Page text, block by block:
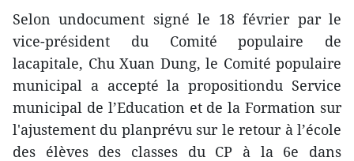
Selon undocument signé le 18 février par le
vice-président du Comité populaire de
lacapitale, Chu Xuan Dung, le Comité populaire
municipal a accepté la propositiondu Service
municipal de l’Education et de la Formation sur
l'ajustement du planprévu sur le retour à l’école
des élèves des classes du CP à la 6e dans